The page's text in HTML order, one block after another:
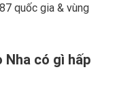
quốc gia & vùng
Nha có gì hấp